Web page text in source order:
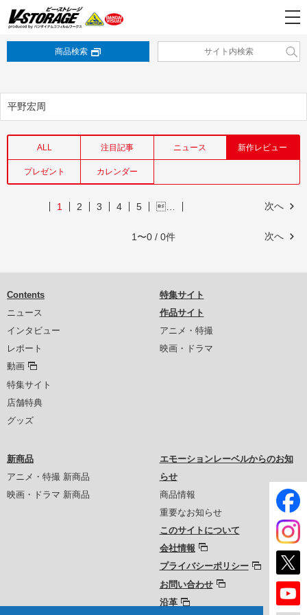
商品検索
平野宏周
ALL 注目記事 ニュース 新作レビュー
プレゼント カレンダー
次へ
1 2 3 4 5 …
次へ
1〜0 / 0件
Contents
ニュース
インタビュー
レポート
動画
特集サイト
店舗特典
グッズ
特集サイト
作品サイト
アニメ・特撮
映画・ドラマ
新商品
アニメ・特撮 新商品
映画・ドラマ 新商品
エモーションレーベルからのお知
らせ
商品情報
重要なお知らせ
このサイトについて
会社情報
プライバシーポリシー
お問い合わせ
沿革